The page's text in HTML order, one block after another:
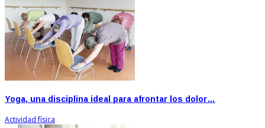
Yoga, una disciplina ideal para afrontar los dolor…
Actividad física